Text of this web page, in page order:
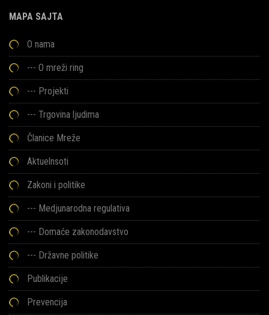
MAPA SAJTA
O nama
--- O mreži ring
--- Projekti
--- Trgovina ljudima
Članice Mreže
Aktuelnsoti
Zakoni i politike
--- Medjunarodna regulativa
--- Domaće zakonodavstvo
--- Državne politike
Publikacije
Prevencija